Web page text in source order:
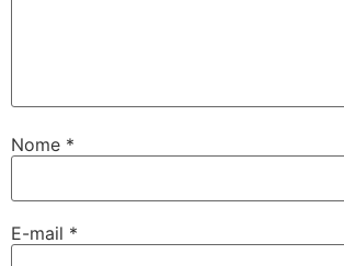
Nome *
E-mail *